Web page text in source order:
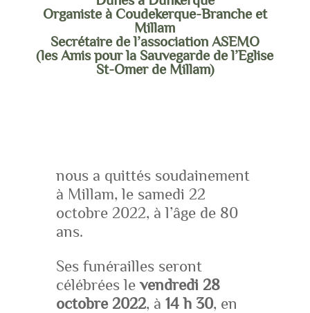
Organiste à Coudekerque-Branche et
Millam
Secrétaire de l’association ASEMO
(les Amis pour la Sauvegarde de l’Eglise
St-Omer de Millam)
nous a quittés soudainement
à Millam, le samedi 22
octobre 2022, à l’âge de 80
ans.
Ses funérailles seront
célébrées le vendredi 28
octobre 2022, à 14 h 30, en